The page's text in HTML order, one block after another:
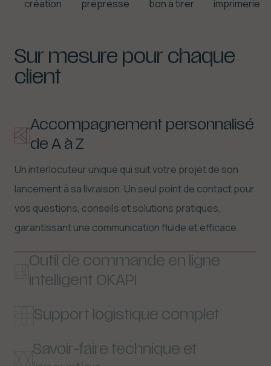
création prépresse bon à tirer imprimerie
Sur mesure pour chaque
client
Accompagnement personnalisé
de A à Z
Un interlocuteur unique qui suit votre projet de son
lancement à sa livraison. Un seul point de contact pour
vos questions, conseils et solutions pratiques,
garantissant une communication fluide et efficace.
Outil de commande en ligne
intelligent OKAPI
Gérez, personnalisez et distribuez tous vos imprimés
via
notre plateforme tout-en-un
de gestion
d’impression. Avec des modèles préapprouvés qui
garantissent le respect de votre identité visuelle.
Support logistique complet
De l’entreposage et du picking au transport, au mailing
et à la distribution vers l’ensemble de votre réseau de
Savoir-faire technique et